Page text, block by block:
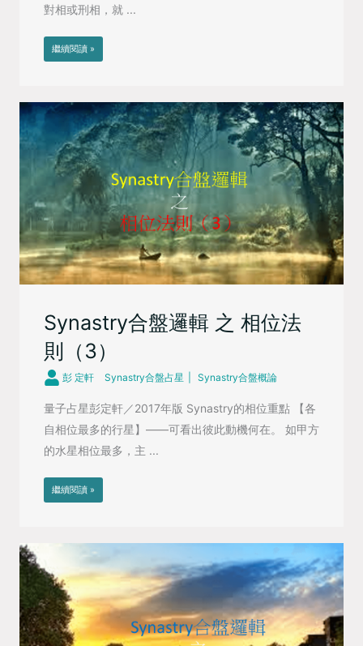
對相或刑相，就 ...
繼續閱讀 »
Synastry合盤邏輯 之 相位法
則（3）
彭 定軒 Synastry合盤占星 Synastry合盤概論
量子占星彭定軒／2017年版 Synastry的相位重點 【各
自相位最多的行星】——可看出彼此動機何在。 如甲方
的水星相位最多，主 ...
繼續閱讀 »